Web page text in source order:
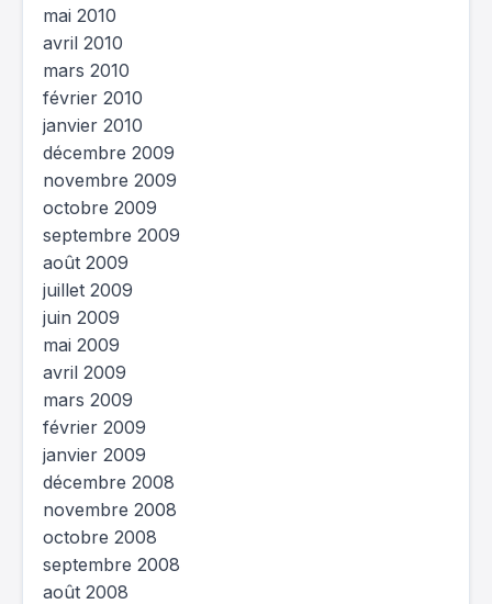
mai 2010
avril 2010
mars 2010
février 2010
janvier 2010
décembre 2009
novembre 2009
octobre 2009
septembre 2009
août 2009
juillet 2009
juin 2009
mai 2009
avril 2009
mars 2009
février 2009
janvier 2009
décembre 2008
novembre 2008
octobre 2008
septembre 2008
août 2008